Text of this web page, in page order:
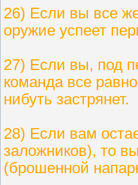
26) Если вы все
оружие успеет
27) Если вы, под
команда все
нибуть застрянет.
28) Если вам
заложников), то
(брошенной